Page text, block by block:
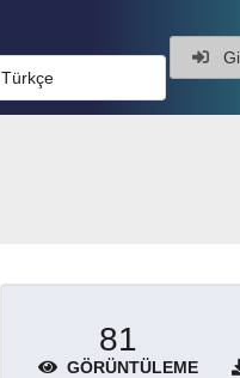
Türkçe
81
GÖRÜNTÜLEME